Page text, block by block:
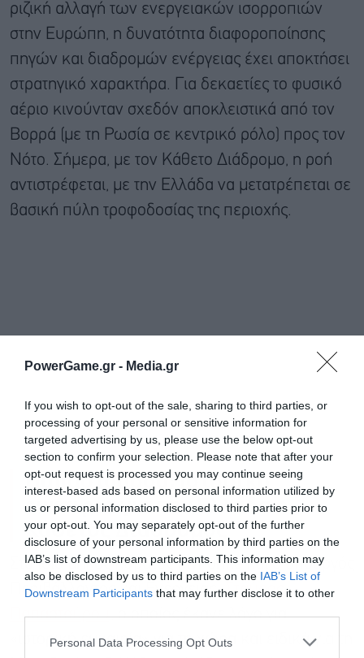
PowerGame.gr - Media.gr
If you wish to opt-out of the sale, sharing to third parties, or
processing of your personal or sensitive information for
targeted advertising by us, please use the below opt-out
section to confirm your selection. Please note that after your
opt-out request is processed you may continue seeing
interest-based ads based on personal information utilized by
us or personal information disclosed to third parties prior to
your opt-out. You may separately opt-out of the further
disclosure of your personal information by third parties on the
IAB’s list of downstream participants. This information may
also be disclosed by us to third parties on the IAB’s List of
Downstream Participants that may further disclose it to other
Personal Data Processing Opt Outs
ριζική αλλαγή των ενεργειακών ισορροπιών
στην Ευρώπη, η δυνατότητα διαφοροποίησης
πηγών και διαδρομών ενέργειας έχει αποκτήσει
στρατηγικό χαρακτήρα. Για δεκαετίες το φυσικό
αέριο κινούνταν σχεδόν αποκλειστικά από τον
Βορρά (με τη Ρωσία σε κεντρικό ρόλο) προς τον
Νότο. Σήμερα, με τον Κάθετο Διάδρομο, η ροή
αντιστρέφεται, με την Ελλάδα να μετατρέπεται σε
βασική πύλη τροφοδοσίας της περιοχής.
Παπασταύρου: Ιστορική
ευκαιρία για την Ελλάδα ο
Κάθετος Διάδρομος
Στο ίδιο μήκος κύματος κινήθηκε και ο υπουργός
Περιβάλλοντος και Ενέργειας,Σταύρος
Παπασταύρου, ο οποίος έκανε λόγο για
«ιστορική ευκαιρία» για τη χώρα και ειδικά για τη
Εγγραφή στο